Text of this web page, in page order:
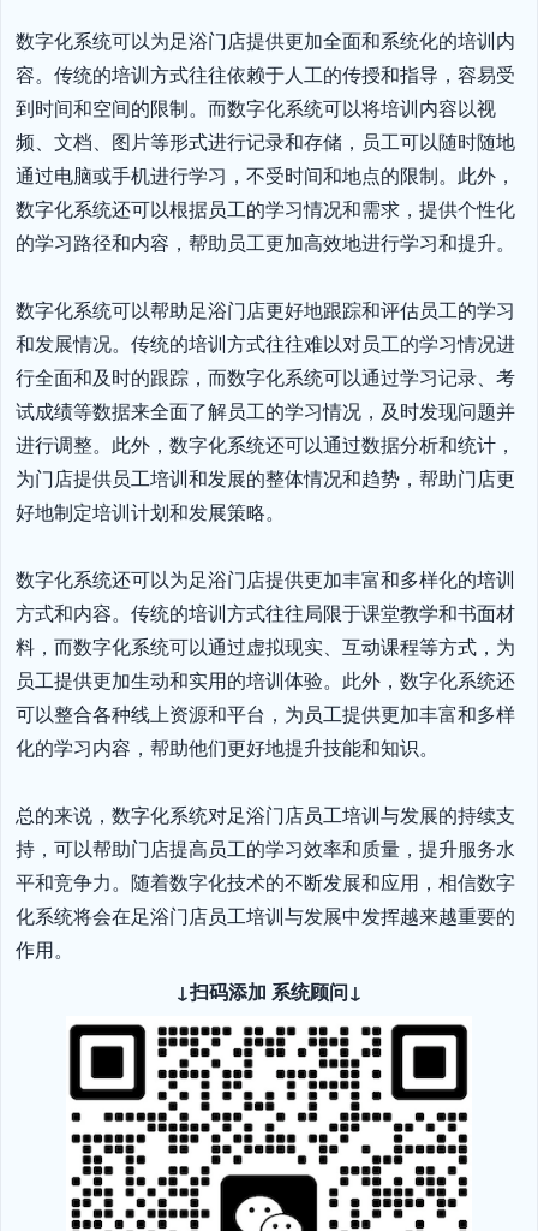
数字化系统可以为足浴门店提供更加全面和系统化的培训内
容。传统的培训方式往往依赖于人工的传授和指导，容易受
到时间和空间的限制。而数字化系统可以将培训内容以视
频、文档、图片等形式进行记录和存储，员工可以随时随地
通过电脑或手机进行学习，不受时间和地点的限制。此外，
数字化系统还可以根据员工的学习情况和需求，提供个性化
的学习路径和内容，帮助员工更加高效地进行学习和提升。
数字化系统可以帮助足浴门店更好地跟踪和评估员工的学习
和发展情况。传统的培训方式往往难以对员工的学习情况进
行全面和及时的跟踪，而数字化系统可以通过学习记录、考
试成绩等数据来全面了解员工的学习情况，及时发现问题并
进行调整。此外，数字化系统还可以通过数据分析和统计，
为门店提供员工培训和发展的整体情况和趋势，帮助门店更
好地制定培训计划和发展策略。
数字化系统还可以为足浴门店提供更加丰富和多样化的培训
方式和内容。传统的培训方式往往局限于课堂教学和书面材
料，而数字化系统可以通过虚拟现实、互动课程等方式，为
员工提供更加生动和实用的培训体验。此外，数字化系统还
可以整合各种线上资源和平台，为员工提供更加丰富和多样
化的学习内容，帮助他们更好地提升技能和知识。
总的来说，数字化系统对足浴门店员工培训与发展的持续支
持，可以帮助门店提高员工的学习效率和质量，提升服务水
平和竞争力。随着数字化技术的不断发展和应用，相信数字
化系统将会在足浴门店员工培训与发展中发挥越来越重要的
作用。
↓扫码添加 系统顾问↓